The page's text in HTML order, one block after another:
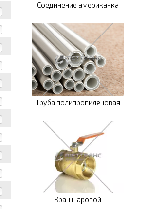
Соединение американка
Труба полипропиленовая
Кран шаровой